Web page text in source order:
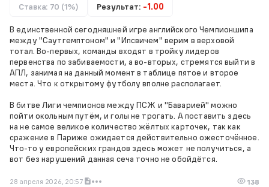
Ставка: 70 (1%) Результат: -1.00
В единственной сегодняшней игре английского Чемпионшипа
между "Саутгемптоном" и "Ипсвичем" верим в верховой
тотал. Во-первых, команды входят в тройку лидеров
первенства по забиваемости, а во-вторых, стремятся выйти в
АПЛ, занимая на данный момент в таблице пятое и второе
места. Что к открытому футболу вполне располагает.
В битве Лиги чемпионов между ПСЖ и "Баварией" можно
пойти окольным путём, и голы не трогать. А поставить здесь
на не самое великое количество жёлтых карточек, так как
сражение в Париже ожидается действительно ожесточённое.
Что-то у европейских грандов здесь может не получиться, а
вот без нарушений данная сеча точно не обойдётся.
28 апреля 2026, 20:57 138